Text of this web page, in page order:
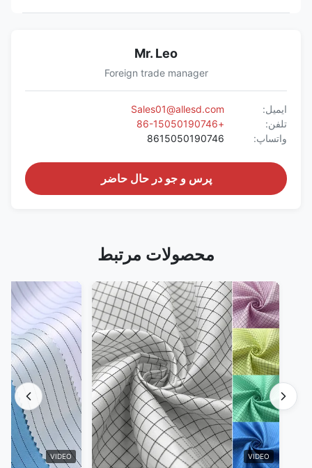
Mr. Leo
Foreign trade manager
ایمیل:
Sales01@allesd.com
تلفن:
+86-15050190746
واتساپ:
8615050190746
پرس و جو در حال حاضر
محصولات مرتبط
VIDEO
VIDEO